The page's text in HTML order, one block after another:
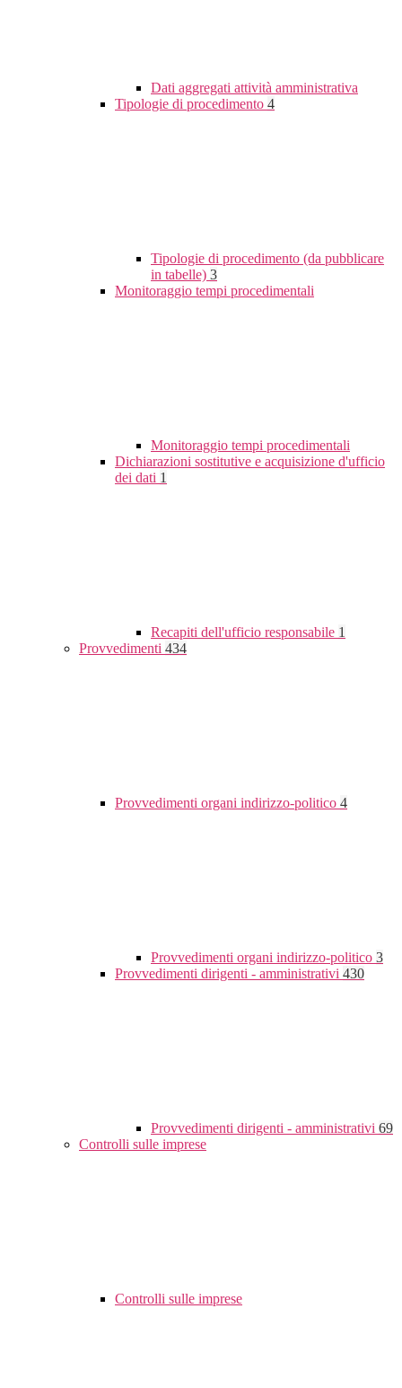
Dati aggregati attività amministrativa
Tipologie di procedimento 4
Tipologie di procedimento (da pubblicare
in tabelle) 3
Monitoraggio tempi procedimentali
Monitoraggio tempi procedimentali
Dichiarazioni sostitutive e acquisizione d'ufficio
dei dati 1
Recapiti dell'ufficio responsabile 1
Provvedimenti 434
Provvedimenti organi indirizzo-politico 4
Provvedimenti organi indirizzo-politico 3
Provvedimenti dirigenti - amministrativi 430
Provvedimenti dirigenti - amministrativi 69
Controlli sulle imprese
Controlli sulle imprese